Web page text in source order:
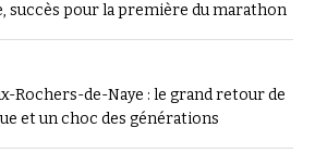
succès pour la première du marathon
Rochers-de-Naye : le grand retour de
et un choc des générations